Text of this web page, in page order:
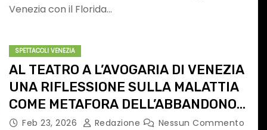
Venezia con il Florida…
SPETTACOLI VENEZIA
AL TEATRO A L’AVOGARIA DI VENEZIA
UNA RIFLESSIONE SULLA MALATTIA
COME METAFORA DELL’ABBANDONO
COLLETTIVO
Feb 23, 2026 Redazione Nessun Commento
SPETTACOLI UDINE